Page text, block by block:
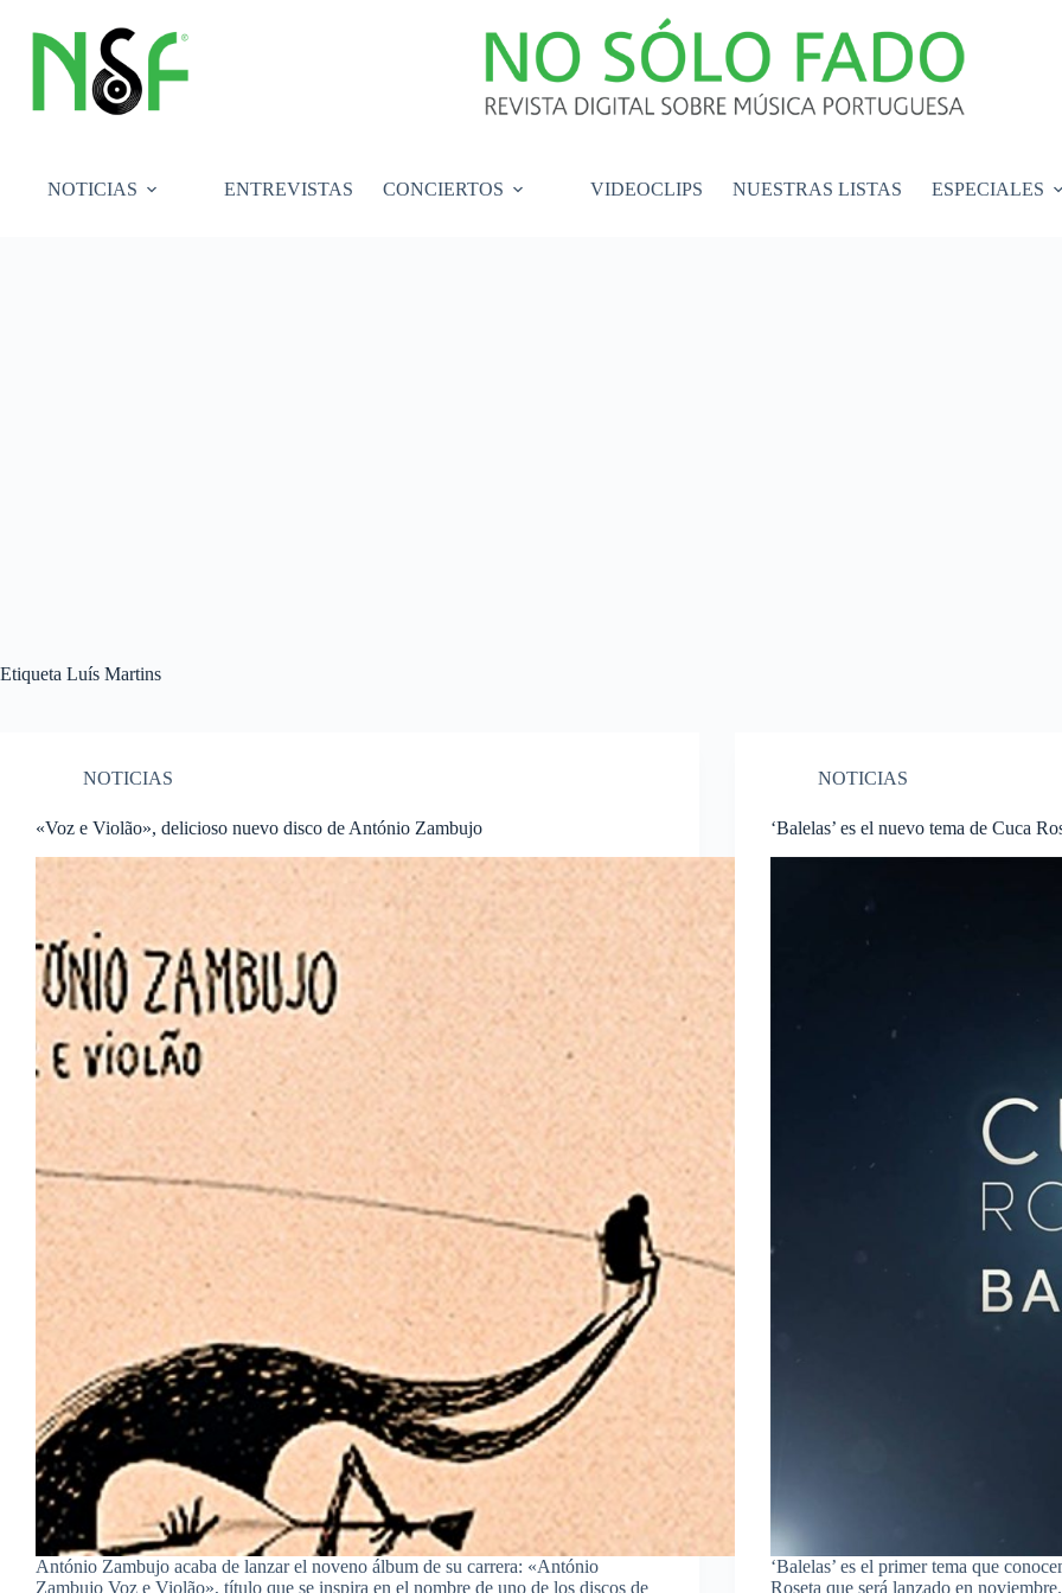
contenido
NOTICIAS ENTREVISTAS CONCIERTOS VIDEOCLIPS NUESTRAS LISTAS ESPECIALES
Etiqueta Luís Martins
NOTICIAS
«Voz e Violão», delicioso nuevo disco de António Zambujo
António Zambujo acaba de lanzar el noveno álbum de su carrera: «António
Zambujo Voz e Violão», título que se inspira en el nombre de uno de los discos de
NOTICIAS
‘Balelas’ es el nuevo tema de Cuca
‘Balelas’ es el primer tema que
Roseta que será lanzado en